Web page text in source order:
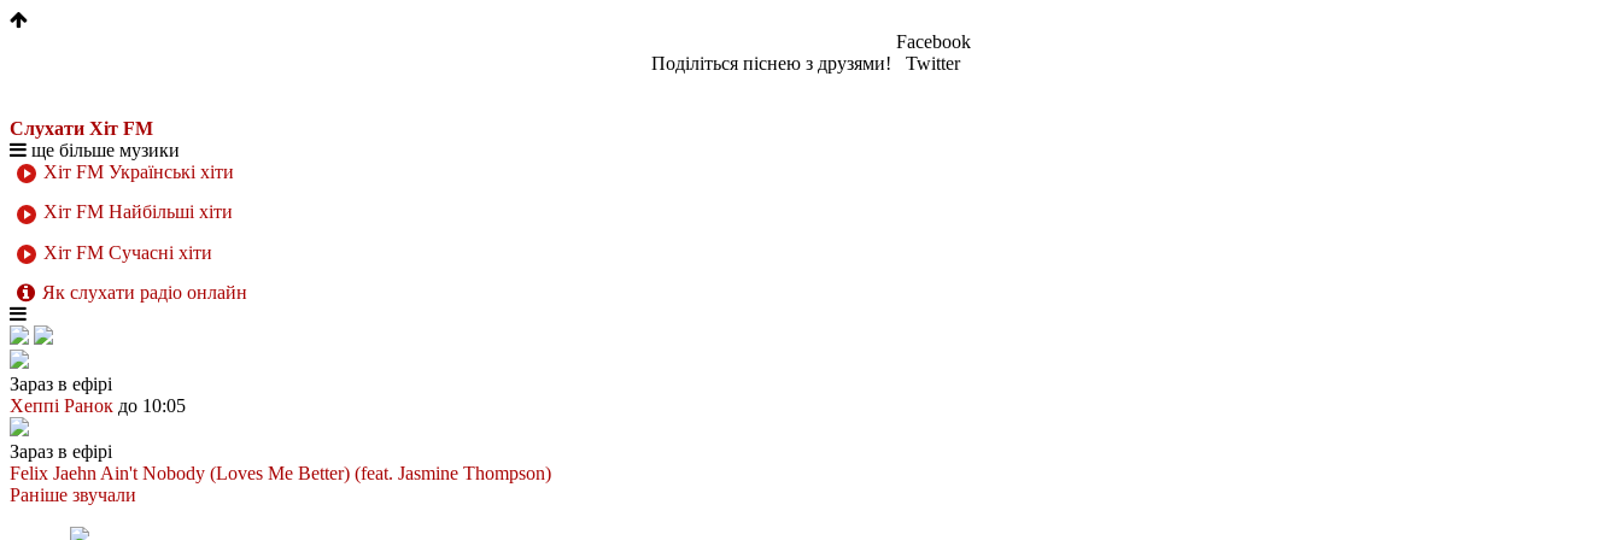
Поділіться піснею з друзями!
Facebook
Twitter
Слухати Хіт FM
ще більше музики
Хіт FM Українські хіти
Хіт FM Найбільші хіти
Хіт FM Сучасні хіти
Як слухати радіо онлайн
Зараз в ефірі
Хеппі Ранок до 10:05
Зараз в ефірі
Felix Jaehn Ain't Nobody (Loves Me Better) (feat. Jasmine Thompson)
Раніше звучали